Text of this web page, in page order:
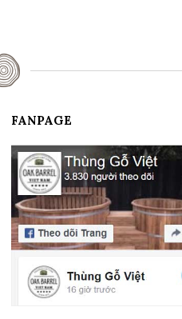
FANPAGE